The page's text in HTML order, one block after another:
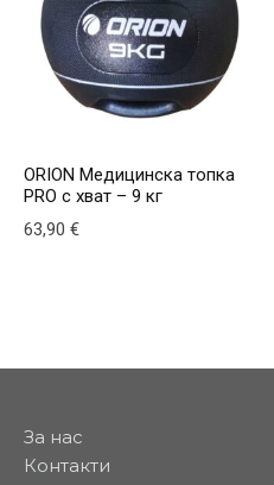
ORION Медицинска топка
PRO с хват – 9 кг
63,90 €
За нас
Контакти